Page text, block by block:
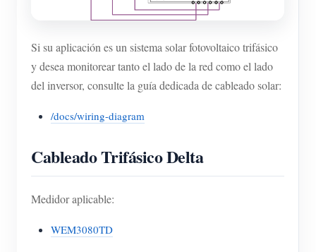
Si su aplicación es un sistema solar fotovoltaico trifásico
y desea monitorear tanto el lado de la red como el lado
del inversor, consulte la guía dedicada de cableado solar:
/docs/wiring-diagram
Cableado Trifásico Delta
Medidor aplicable:
WEM3080TD